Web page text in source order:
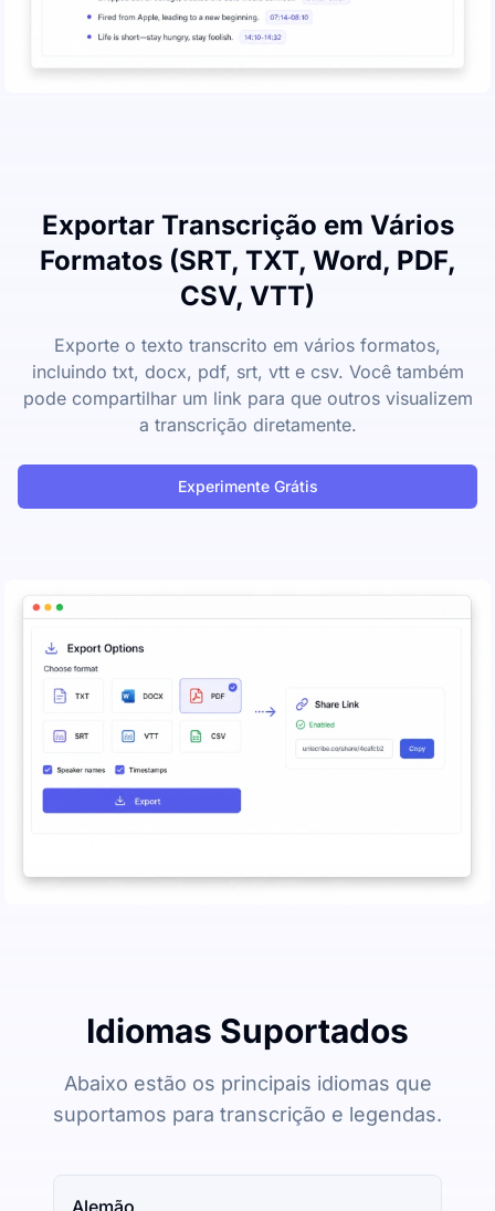
Exportar Transcrição em Vários
Formatos (SRT, TXT, Word, PDF,
CSV, VTT)
Exporte o texto transcrito em vários formatos,
incluindo txt, docx, pdf, srt, vtt e csv. Você também
pode compartilhar um link para que outros visualizem
a transcrição diretamente.
Experimente Grátis
Idiomas Suportados
Abaixo estão os principais idiomas que
suportamos para transcrição e legendas.
Alemão